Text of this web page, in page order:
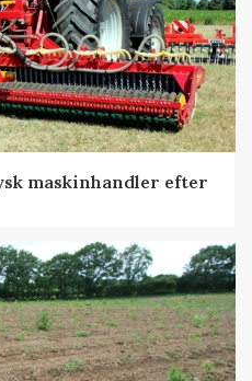
maskinhandler efter